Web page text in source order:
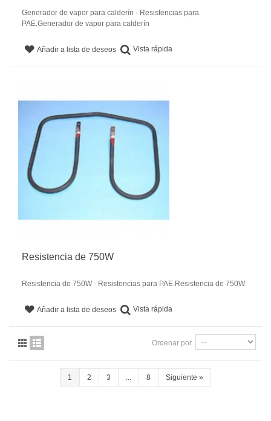
Generador de vapor para calderín - Resistencias para
PAE.Generador de vapor para calderín
Añadir a lista de deseos Vista rápida
Resistencia de 750W
Resistencia de 750W - Resistencias para PAE.Resistencia de 750W
Añadir a lista de deseos Vista rápida
Ordenar por
1 2 3 8 Siguiente »